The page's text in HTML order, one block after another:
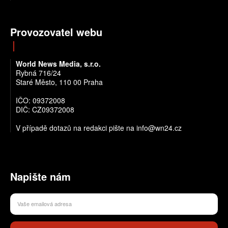
Provozovatel webu
World News Media, s.r.o.
Rybná 716/24
Staré Město, 110 00 Praha
IČO: 09372008
DIČ: CZ09372008
V případě dotazů na redakci pište na info@wn24.cz
Napište nám